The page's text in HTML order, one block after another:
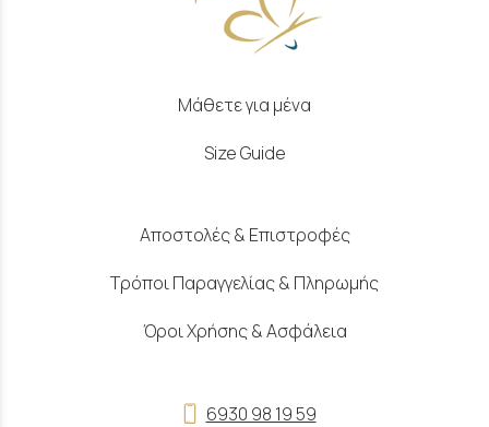
Μάθετε για μένα
Size Guide
Αποστολές & Επιστροφές
Τρόποι Παραγγελίας & Πληρωμής
Όροι Χρήσης & Ασφάλεια
6930 98 19 59